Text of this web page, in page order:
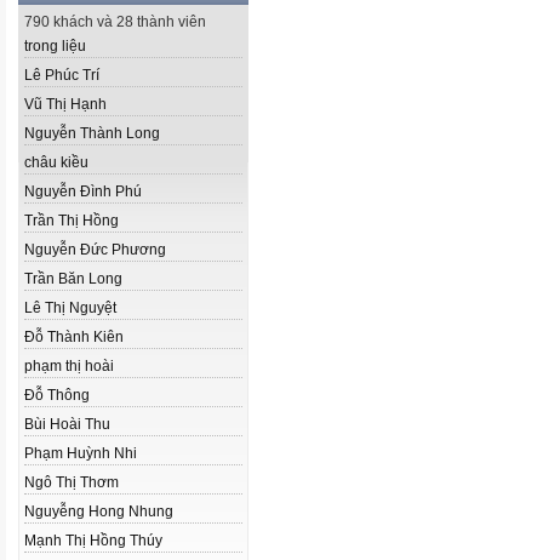
790 khách và 28 thành viên
trong liệu
Lê Phúc Trí
Vũ Thị Hạnh
Nguyễn Thành Long
châu kiều
Nguyễn Đình Phú
Trần Thị Hồng
Nguyễn Đức Phương
Trần Băn Long
Lê Thị Nguyệt
Đỗ Thành Kiên
phạm thị hoài
Đỗ Thông
Bùi Hoài Thu
Phạm Huỳnh Nhi
Ngô Thị Thơm
Nguyễng Hong Nhung
Mạnh Thị Hồng Thúy